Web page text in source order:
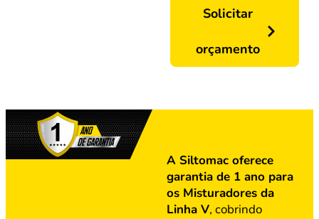
Solicitar
orçamento
A Siltomac oferece
garantia de 1 ano para
os Misturadores da
Linha V, cobrindo